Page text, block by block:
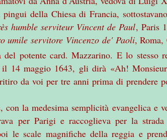
della Chiesa di Francia,
humble serviteur Vincent de Paul, Paris
umile servitore Vincenzo de' Paoli, Roma,
potente card. Mazzarino. E lo stesso
14 maggio 1643, gli dirà «Ah!
da voi per tre anni prima di prendere
la medesima semplicità evangelica e
per Parigi e raccoglieva per la
le scale magnifiche della reggia e